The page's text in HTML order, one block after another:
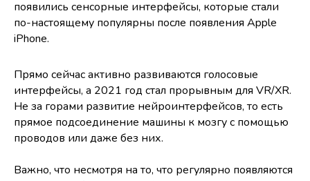
появились сенсорные интерфейсы, которые стали
по-настоящему популярны после появления Apple
iPhone.
Прямо сейчас активно развиваются голосовые
интерфейсы, а 2021 год стал прорывным для VR/XR.
Не за горами развитие нейроинтерфейсов, то есть
прямое подсоединение машины к мозгу с помощью
проводов или даже без них.
Важно, что несмотря на то, что регулярно появляются